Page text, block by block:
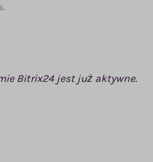
Bitrix24 jest już aktywne.